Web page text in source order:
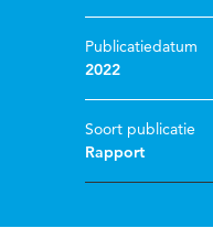
Publicatiedatum
2022
Soort publicatie
Rapport